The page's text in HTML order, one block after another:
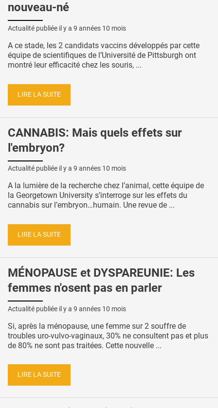
nouveau-né
Actualité publiée il y a 9 années 10 mois
A ce stade, les 2 candidats vaccins développés par cette
équipe de scientifiques de l’Université de Pittsburgh ont
montré leur efficacité chez les souris, ...
LIRE LA SUITE
CANNABIS: Mais quels effets sur
l'embryon?
Actualité publiée il y a 9 années 10 mois
A la lumière de la recherche chez l’animal, cette équipe de
la Georgetown University s’interroge sur les effets du
cannabis sur l’embryon…humain. Une revue de ...
LIRE LA SUITE
MÉNOPAUSE et DYSPAREUNIE: Les
femmes n'osent pas en parler
Actualité publiée il y a 9 années 10 mois
Si, après la ménopause, une femme sur 2 souffre de
troubles uro-vulvo-vaginaux, 30% ne consultent pas et plus
de 80% ne sont pas traitées. Cette nouvelle ...
LIRE LA SUITE